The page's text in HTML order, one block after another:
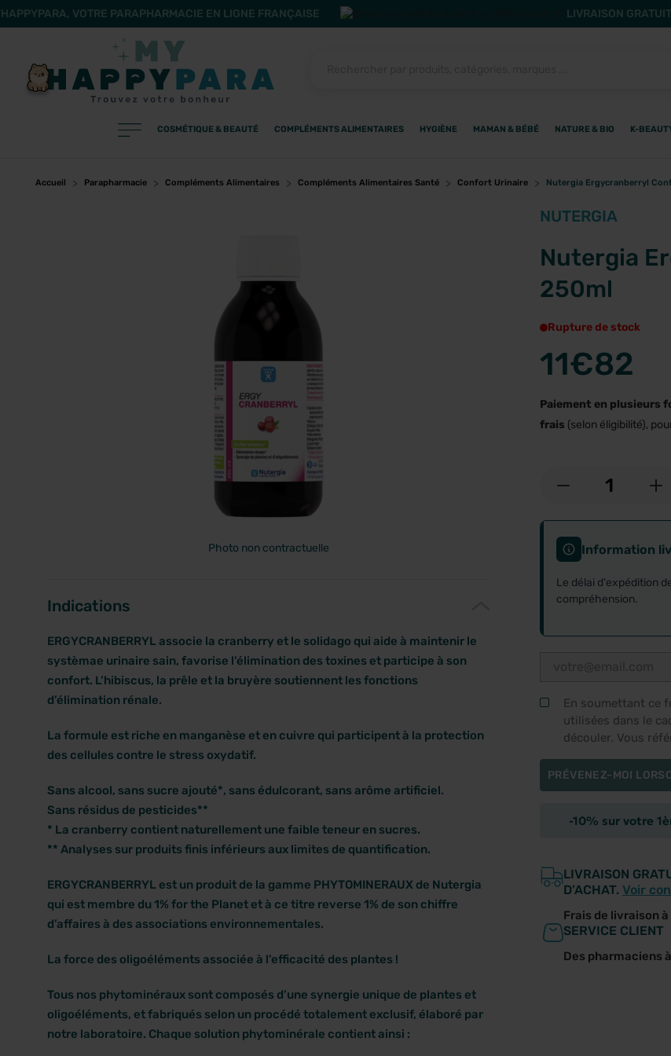
VOTRE PARAPHARMACIE EN LIGNE FRANÇAISE LIVRAISON
Filtres PRODUITS
COSMÉTIQUE & BEAUTÉ COMPLÉMENTS ALIMENTAIRES HYGIÈNE MAMAN & BÉBÉ NATURE & BIO K-
Accueil Parapharmacie Compléments Alimentaires Compléments Alimentaires Santé Confort Urinaire Nutergia Ergycranberryl
NUTERGIA
Nutergia
250ml
Rupture de stock
11€82
Paiement en plusieurs
frais (selon éligibilité),
- +
Information
Le délai d'expédition
compréhension.
En soumettant ce
utilisées dans le
découler. Vous
PRÉVENEZ-MOI
-10% sur votre
LIVRAISON
D’ACHAT. Voir
Frais de livraison
SERVICE CLIENT
Des pharmaciens
Photo non contractuelle
Indications
ERGYCRANBERRYL associe la cranberry et le solidago qui aide à maintenir le
systèmae urinaire sain, favorise l’élimination des toxines et participe à son
confort. L’hibiscus, la prêle et la bruyère soutiennent les fonctions
d’élimination rénale.
La formule est riche en manganèse et en cuivre qui participent à la protection
des cellules contre le stress oxydatif.
Sans alcool, sans sucre ajouté*, sans édulcorant, sans arôme artificiel.
Sans résidus de pesticides**
* La cranberry contient naturellement une faible teneur en sucres.
** Analyses sur produits finis inférieurs aux limites de quantification.
ERGYCRANBERRYL est un produit de la gamme PHYTOMINERAUX de Nutergia
qui est membre du 1% for the Planet et à ce titre reverse 1% de son chiffre
d’affaires à des associations environnementales.
La force des oligoéléments associée à l’efficacité des plantes !
Tous nos phytominéraux sont composés d’une synergie unique de plantes et
oligoéléments, et fabriqués selon un procédé totalement exclusif, élaboré par
notre laboratoire. Chaque solution phytominérale contient ainsi :